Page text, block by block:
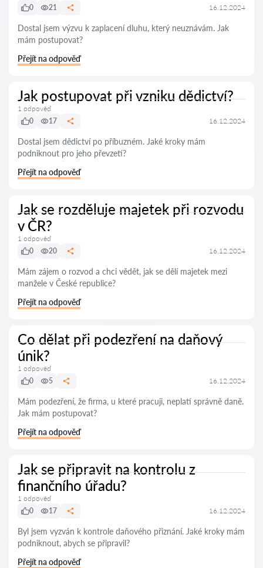
0
21 16.12.2024
Dostal jsem výzvu k zaplacení dluhu, který neuznávám. Jak
mám postupovat?
Přejít na odpověď
Jak postupovat při vzniku dědictví?
1 odpověď
0
17 16.12.2024
Dostal jsem dědictví po příbuzném. Jaké kroky mám
podniknout pro jeho převzetí?
Přejít na odpověď
Jak se rozděluje majetek při rozvodu
v ČR?
1 odpověď
0
20 16.12.2024
Mám zájem o rozvod a chci vědět, jak se dělí majetek mezi
manžele v České republice?
Přejít na odpověď
Co dělat při podezření na daňový
únik?
1 odpověď
0
5 16.12.2024
Mám podezření, že firma, u které pracuji, neplatí správně daně.
Jak mám postupovat?
Přejít na odpověď
Jak se připravit na kontrolu z
finančního úřadu?
1 odpověď
0
17 16.12.2024
Byl jsem vyzván k kontrole daňového přiznání. Jaké kroky mám
podniknout, abych se připravil?
Přejít na odpověď